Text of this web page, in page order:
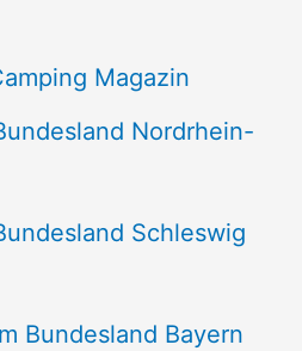
Magazin
Nordrhein-
Schleswig
Bundesland Bayern